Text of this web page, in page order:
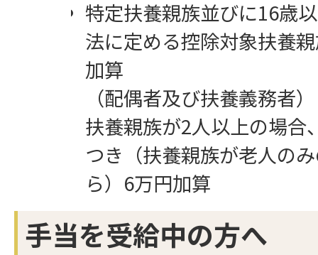
特定扶養親族並びに16歳
法に定める控除対象扶養
加算
（配偶者及び扶養義務者）
扶養親族が2人以上の場合
つき（扶養親族が老人の
ら）6万円加算
手当を受給中の方へ